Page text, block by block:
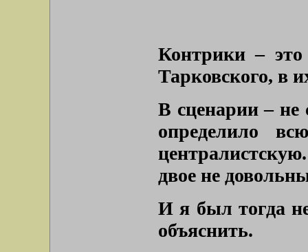
Контрики –
Тарковского, в
В сценарии – не
определило
двое не
И я был тогда
объяснить.